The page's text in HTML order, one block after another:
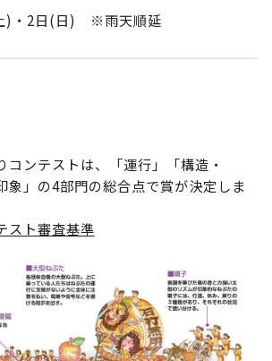
)・2日(日) ※雨天順延
コンテストは、「運行」「構造・
象」の4部門の総合点で賞が決定しま
スト審査基準